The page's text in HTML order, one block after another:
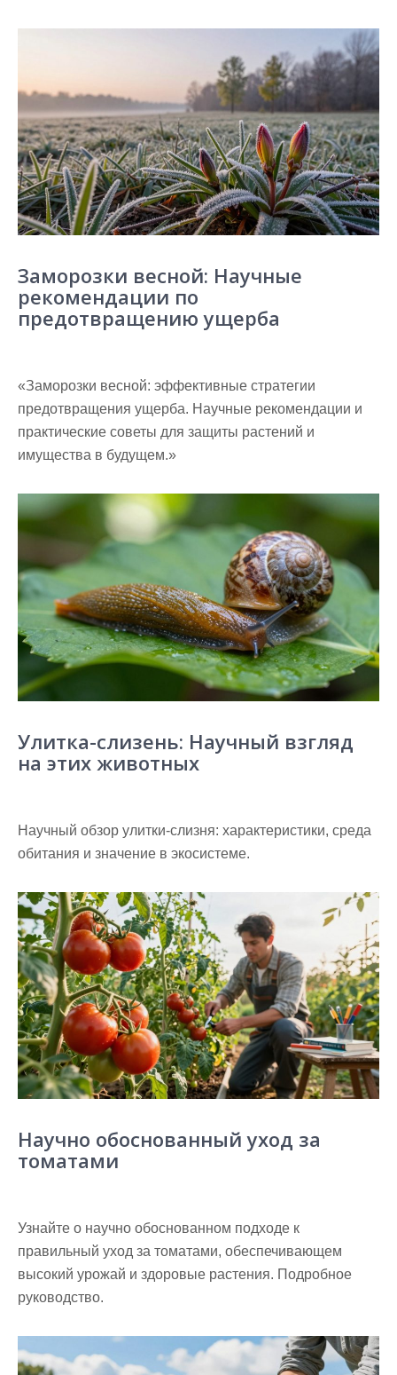
Заморозки весной: Научные
рекомендации по
предотвращению ущерба
«Заморозки весной: эффективные стратегии
предотвращения ущерба. Научные рекомендации и
практические советы для защиты растений и
имущества в будущем.»
Улитка-слизень: Научный взгляд
на этих животных
Научный обзор улитки-слизня: характеристики, среда
обитания и значение в экосистеме.
Научно обоснованный уход за
томатами
Узнайте о научно обоснованном подходе к
правильный уход за томатами, обеспечивающем
высокий урожай и здоровые растения. Подробное
руководство.